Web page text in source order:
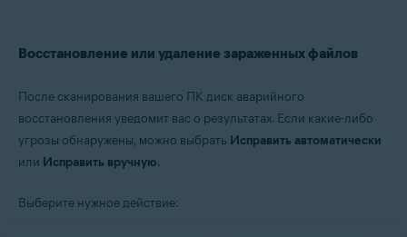
Восстановление или удаление зараженных файлов
После сканирования вашего ПК диск аварийного
восстановления уведомит вас о результатах. Если какие-либо
угрозы обнаружены, можно выбрать Исправить автоматически
или Исправить вручную.
Выберите нужное действие: